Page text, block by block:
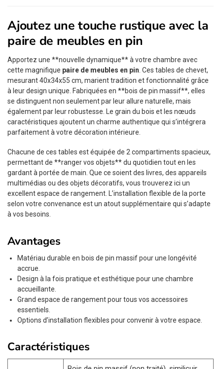
Ajoutez une touche rustique avec la
paire de meubles en pin
Apportez une **nouvelle dynamique** à votre chambre avec
cette magnifique paire de meubles en pin . Ces tables de chevet,
mesurant 40x34x55 cm, marient tradition et fonctionnalité grâce
à leur design unique. Fabriquées en **bois de pin massif**, elles
se distinguent non seulement par leur allure naturelle, mais
également par leur robustesse. Le grain du bois et les nœuds
caractéristiques ajoutent un charme authentique qui s’intégrera
parfaitement à votre décoration intérieure.
Chacune de ces tables est équipée de 2 compartiments spacieux,
permettant de **ranger vos objets** du quotidien tout en les
gardant à portée de main. Que ce soient des livres, des appareils
multimédias ou des objets décoratifs, vous trouverez ici un
excellent espace de rangement. L’installation flexible de la porte
selon votre convenance est un atout supplémentaire qui s’adapte
à vos besoins.
Avantages
Matériau durable en bois de pin massif pour une longévité
accrue.
Design à la fois pratique et esthétique pour une chambre
accueillante.
Grand espace de rangement pour tous vos accessoires
essentiels.
Options d’installation flexibles pour convenir à votre espace.
Caractéristiques